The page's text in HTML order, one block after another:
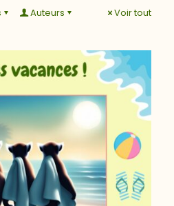
Auteurs Voir tout